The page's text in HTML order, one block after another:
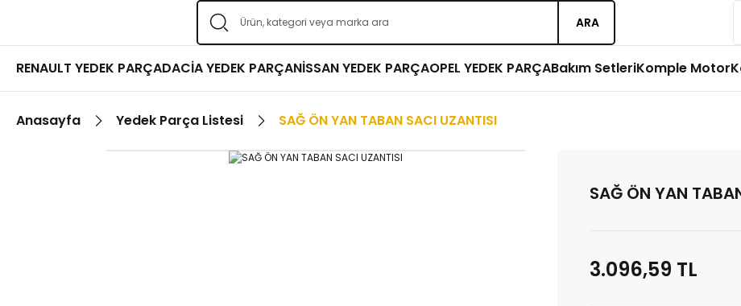
ARA
RENAULT YEDEK PARÇADACİA YEDEK PARÇANİSSAN YEDEK PARÇAOPEL YEDEK PARÇABakım SetleriKomple Motor
Anasayfa Yedek Parça Listesi SAĞ ÖN YAN TABAN SACI UZANTISI
SAĞ ÖN YAN
3.096,59 TL